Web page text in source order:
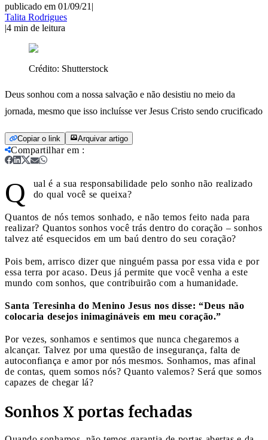
publicado em 01/09/21 |
Talita Rodrigues
|4 min de leitura
Crédito: Shutterstock
Deus sonhou com a nossa salvação e não desistiu no meio da
jornada, mesmo que isso incluísse ver Jesus Cristo sendo crucificado
Copiar o link Arquivar artigo
Compartilhar em :
Q
ual é a sua responsabilidade pelo sonho não realizado
do qual você se queixa?
Quantos de nós temos sonhado, e não temos feito nada para
realizar? Quantos sonhos você trás dentro do coração – sonhos
talvez até esquecidos em um baú dentro do seu coração?
Pois bem, arrisco dizer que ninguém passa por essa vida e por
essa terra por acaso. Deus já permite que você venha a este
mundo com sonhos, que contribuirão com a humanidade.
Santa Teresinha do Menino Jesus nos disse: “Deus não
colocaria desejos inimagináveis em meu coração.”
Por vezes, sonhamos e sentimos que nunca chegaremos a
alcançar. Talvez por uma questão de insegurança, falta de
autoconfiança e amor por nós mesmos. Sonhamos, mas afinal
de contas, quem somos nós? Quanto valemos? Será que somos
capazes de chegar lá?
Sonhos X portas fechadas